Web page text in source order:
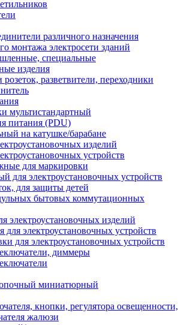
различного назначения
монтажа электросети зданий
специальные
изделия
разветвители, переходники
мультистандартный
питания (PDU)
на катушке/барабане
изделий
устройств
для маркировки
для электроустановочных устройств
для защиты детей
бытовых коммутационных
электроустановочных изделий
для электроустановочных устройств
для электроустановочных устройств
диммеры
миниатюрный
кнопки, регулятора освещенности,
жалюзи